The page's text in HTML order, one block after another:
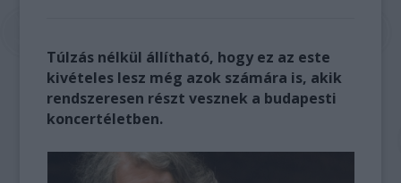
Túlzás nélkül állítható, hogy ez az este
kivételes lesz még azok számára is, akik
rendszeresen részt vesznek a budapesti
koncertéletben.